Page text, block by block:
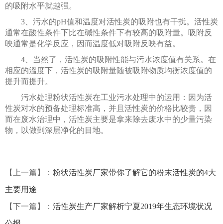
的吸附水平就越强。
3、污水的pH值和温度对活性炭的吸附也有干扰。活性炭
通常在酸性条件下比在碱性条件下有较高的吸附量。吸附反
映通常是化学反应，因而温度低对吸附反映有益。
4、当然了，活性炭的吸附性能与污水浓度值有关系。在
相应的溫度下，活性炭的吸附量随被吸附物质均衡浓度值的
提升而提升。
污水处理粉状活性炭在工业污水处理中的运用：因为活
性炭对水的预备处理标准高，并且活性炭的价格比较贵，因
而在废水治理中，活性炭主要是拿来除去废水中的少量污染
物，以做到深层净化的目地。
【上一篇】： 粉状活性炭厂家带你了解它的粉末活性炭的4大
主要用途
【下一篇】： 活性炭生产厂家解析宁夏2019年生态环境状况